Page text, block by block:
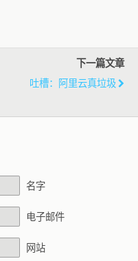
下一篇文章
吐槽：阿里云真垃圾
名字
电子邮件
网站